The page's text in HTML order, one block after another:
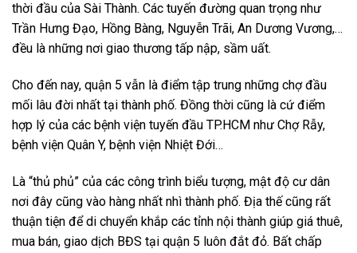
thời đầu của Sài Thành. Các tuyến đường quan trọng như
Trần Hưng Đạo, Hồng Bàng, Nguyễn Trãi, An Dương Vương,…
đều là những nơi giao thương tấp nập, sầm uất.
Cho đến nay, quận 5 vẫn là điểm tập trung những chợ đầu
mối lâu đời nhất tại thành phố. Đồng thời cũng là cứ điểm
hợp lý của các bệnh viện tuyến đầu TP.HCM như Chợ Rẫy,
bệnh viện Quân Y, bệnh viện Nhiệt Đới…
Là “thủ phủ” của các công trình biểu tượng, mật độ cư dân
nơi đây cũng vào hàng nhất nhì thành phố. Địa thế cũng rất
thuận tiện để di chuyển khắp các tỉnh nội thành giúp giá thuê,
mua bán, giao dịch BĐS tại quận 5 luôn đắt đỏ. Bất chấp